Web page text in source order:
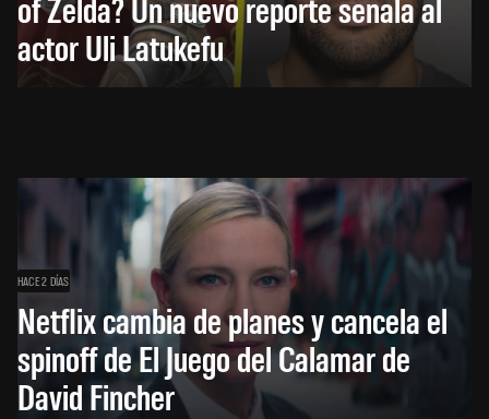
actor Uli Latukefu
HACE 2 DÍAS
Netflix cambia de planes y cancela el
spinoff de El Juego del Calamar de
David Fincher